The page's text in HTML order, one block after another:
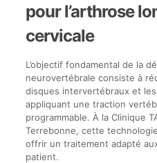
pour l’arthrose
cervicale
L’objectif fondamental de la
neurovertébrale consiste à
disques intervertébraux et
appliquant une traction
programmable. À la Clinique
Terrebonne, cette
offrir un traitement adapté
patient.